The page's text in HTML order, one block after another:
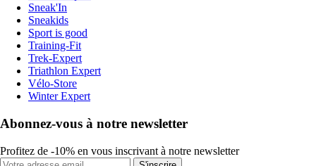
Sneak'In
Sneakids
Sport is good
Training-Fit
Trek-Expert
Triathlon Expert
Vélo-Store
Winter Expert
Abonnez-vous à notre newsletter
Profitez de -10% en vous inscrivant à notre newsletter